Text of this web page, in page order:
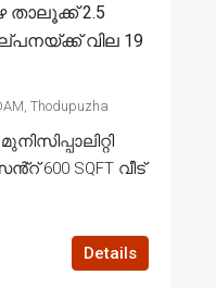
താലൂക്ക് 2.5
വില 19
Thodupuzha
600 SQFT വീട്
Details